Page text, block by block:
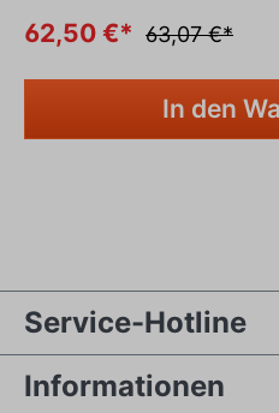
Heizgeräte Airrex AH-200i,
AH-800i. Lieferumfang: 1x
Kontakt mit uns über das
rufen Sie uns gerne an
62,50 €* 63,07 €*
In den Warenkorb
In den
Service-Hotline
Informationen